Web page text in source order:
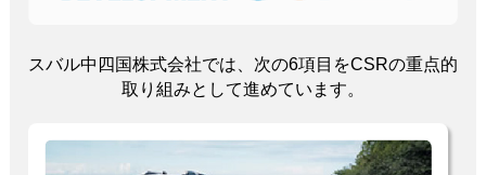
スバル中四国株式会社では、次の6項目をCSRの重点的
取り組みとして進めています。